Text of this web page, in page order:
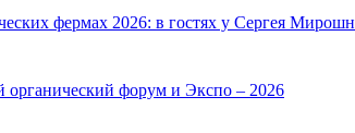
фермах 2026: в гостях у Сергея
органический форум и Экспо – 2026